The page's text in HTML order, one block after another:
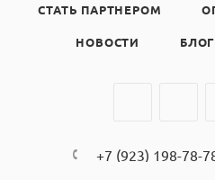
СТАТЬ ПАРТНЕРОМ
НОВОСТИ БЛОГ
+7 (923) 198-78-